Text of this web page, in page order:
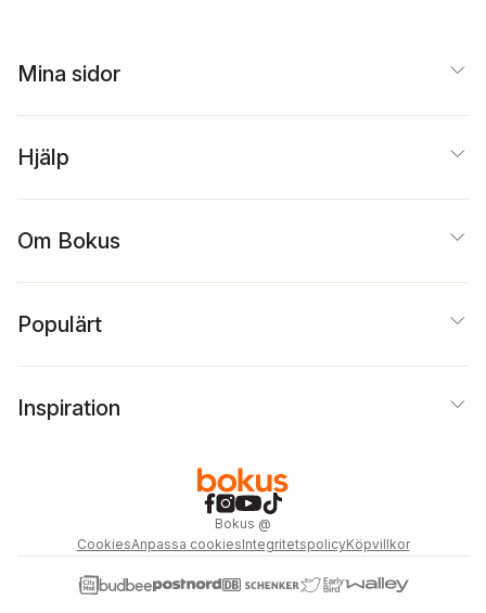
Mina sidor
Hjälp
Om Bokus
Populärt
Inspiration
Bokus @
CookiesAnpassa cookiesIntegritetspolicyKöpvillkor